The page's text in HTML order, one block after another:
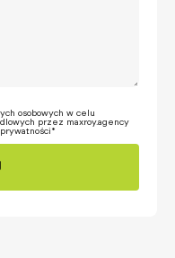
osobowych w celu
przez maxroy.agency
*